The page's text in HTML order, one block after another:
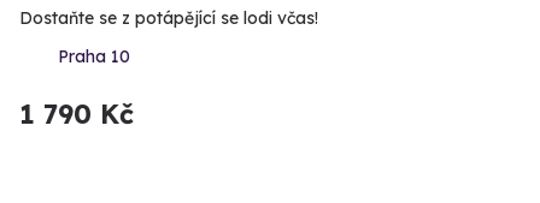
Dostaňte se z potápějící se lodi včas!
Praha 10
1 790 Kč